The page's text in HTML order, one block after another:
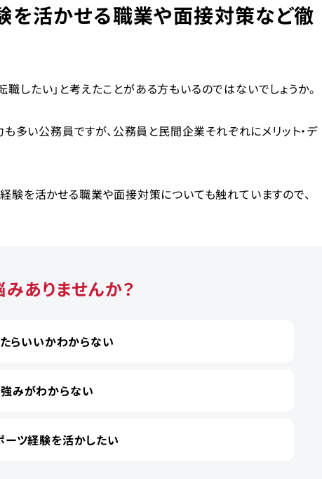
を活かせる職業や面接対策など徹
たい」と考えたことがある方もいるのではないでしょうか。
多い公務員ですが、公務員と民間企業それぞれにメリット・デ
験を活かせる職業や面接対策についても触れていますので、
ありませんか？
らいいかわからない
みがわからない
ーツ経験を活かしたい